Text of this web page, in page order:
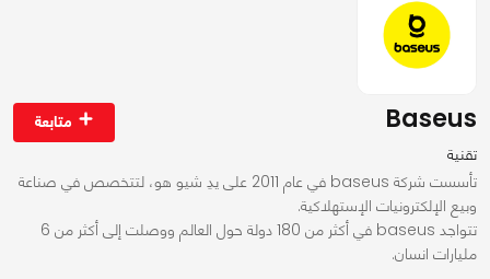
Baseus
تقنية
متابعة
تأسست شركة baseus في عام 2011 على يدِ شيو هو، لتتخصص في صناعة
وبيع الإلكترونيات الإستهلاكية.
تتواجد baseus في أكثر من 180 دولة حول العالم ووصلت إلى أكثر من 6
مليارات انسان.